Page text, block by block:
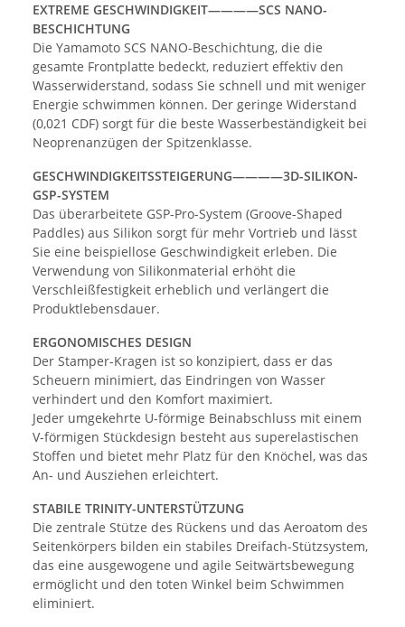
EXTREME GESCHWINDIGKEIT————SCS NANO-
BESCHICHTUNG
Die Yamamoto SCS NANO-Beschichtung, die die
gesamte Frontplatte bedeckt, reduziert effektiv den
Wasserwiderstand, sodass Sie schnell und mit weniger
Energie schwimmen können. Der geringe Widerstand
(0,021 CDF) sorgt für die beste Wasserbeständigkeit bei
Neoprenanzügen der Spitzenklasse.
GESCHWINDIGKEITSSTEIGERUNG————3D-SILIKON-
GSP-SYSTEM
Das überarbeitete GSP-Pro-System (Groove-Shaped
Paddles) aus Silikon sorgt für mehr Vortrieb und lässt
Sie eine beispiellose Geschwindigkeit erleben. Die
Verwendung von Silikonmaterial erhöht die
Verschleißfestigkeit erheblich und verlängert die
Produktlebensdauer.
ERGONOMISCHES DESIGN
Der Stamper-Kragen ist so konzipiert, dass er das
Scheuern minimiert, das Eindringen von Wasser
verhindert und den Komfort maximiert.
Jeder umgekehrte U-förmige Beinabschluss mit einem
V-förmigen Stückdesign besteht aus superelastischen
Stoffen und bietet mehr Platz für den Knöchel, was das
An- und Ausziehen erleichtert.
STABILE TRINITY-UNTERSTÜTZUNG
Die zentrale Stütze des Rückens und das Aeroatom des
Seitenkörpers bilden ein stabiles Dreifach-Stützsystem,
das eine ausgewogene und agile Seitwärtsbewegung
ermöglicht und den toten Winkel beim Schwimmen
eliminiert.